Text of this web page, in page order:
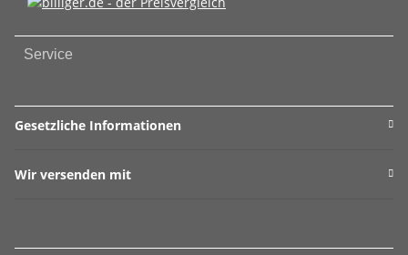
Service
Gesetzliche Informationen
Wir versenden mit